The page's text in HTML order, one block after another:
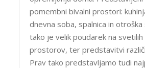
pomembni bivalni prostori:
dnevna soba, spalnica in
tako je velik poudarek na
prostorov, ter predstavitvi
Prav tako predstavljamo tudi